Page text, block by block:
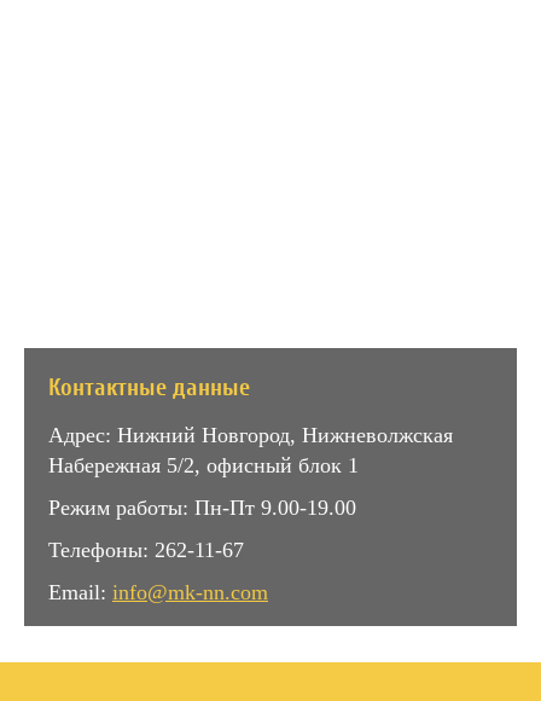
Контактные данные
Адрес: Нижний Новгород, Нижневолжская
Набережная 5/2, офисный блок 1
Режим работы: Пн-Пт 9.00-19.00
Телефоны: 262-11-67
Email: info@mk-nn.com